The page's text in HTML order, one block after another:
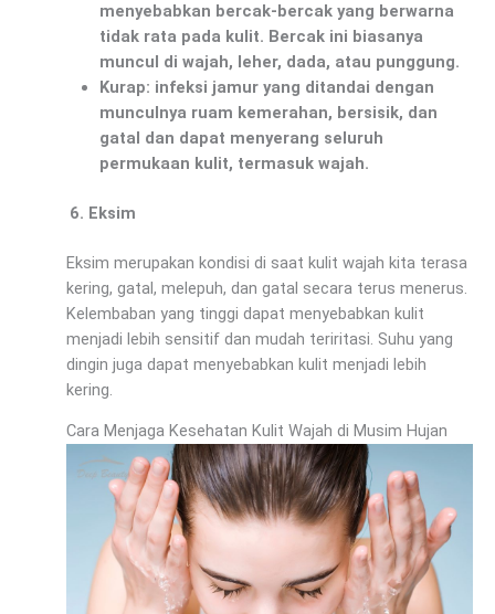
menyebabkan bercak-bercak yang berwarna
tidak rata pada kulit. Bercak ini biasanya
muncul di wajah, leher, dada, atau punggung.
Kurap: infeksi jamur yang ditandai dengan
munculnya ruam kemerahan, bersisik, dan
gatal dan dapat menyerang seluruh
permukaan kulit, termasuk wajah.
Eksim
Eksim merupakan kondisi di saat kulit wajah kita terasa
kering, gatal, melepuh, dan gatal secara terus menerus.
Kelembaban yang tinggi dapat menyebabkan kulit
menjadi lebih sensitif dan mudah teriritasi. Suhu yang
dingin juga dapat menyebabkan kulit menjadi lebih
kering.
Cara Menjaga Kesehatan Kulit Wajah di Musim Hujan